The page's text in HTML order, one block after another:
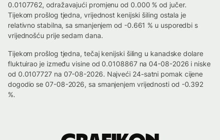
0.0107762, odražavajući promjenu od 0.000 % od jučer.
Tijekom prošlog tjedna, vrijednost kenijski šiling ostala je
relativno stabilna, sa smanjenjem od -0.661 % u usporedbi s
vrijednošću prije sedam dana.
Tijekom prošlog tjedna, tečaj kenijski šiling u kanadske dolare
fluktuirao je između visine od 0.0108867 na 04-08-2026 i niske
od 0.0107727 na 07-08-2026. Najveći 24-satni pomak cijene
dogodio se 07-08-2026, sa smanjenjem vrijednosti od -0.392
%.